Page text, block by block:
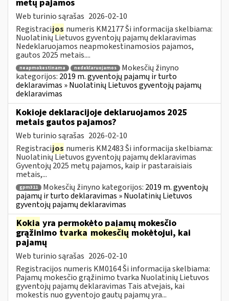
metų pajamos
Web turinio sąrašas 2026-02-10
Registracijos numeris KM2177 Ši informacija skelbiama:
Nuolatinių Lietuvos gyventojų pajamų deklaravimas
Nedeklaruojamos neapmokestinamosios pajamos,
gautos 2025 metais....
neapmokestinama nedeklaruojamos
Mokesčių žinyno
kategorijos: 2019 m. gyventojų pajamų ir turto
deklaravimas » Nuolatinių Lietuvos gyventojų pajamų
deklaravimas
Kokioje deklaracijoje deklaruojamos 2025
metais gautos pajamos?
Web turinio sąrašas 2026-02-10
Registracijos numeris KM2483 Ši informacija skelbiama:
Nuolatinių Lietuvos gyventojų pajamų deklaravimas
Gyventojų 2025 metų pajamos, kaip ir pastaraisiais
metais,...
gpm311 Mokesčių žinyno kategorijos: 2019 m. gyventojų
pajamų ir turto deklaravimas » Nuolatinių Lietuvos
gyventojų pajamų deklaravimas
Kokia yra permokėto pajamų mokesčio
grąžinimo tvarka mokesčių mokėtojui, kai
pajamų
Web turinio sąrašas 2026-02-10
Registracijos numeris KM0164 Ši informacija skelbiama:
Pajamų mokesčio grąžinimo tvarka Nuolatinių Lietuvos
gyventojų pajamų deklaravimas Tais atvejais, kai
mokestis nuo gyventojo gautų pajamų yra...